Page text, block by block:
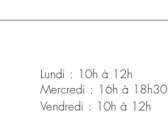
Lundi : 10h à 12h
Mercredi : 16h à 18h30
Vendredi : 10h à 12h